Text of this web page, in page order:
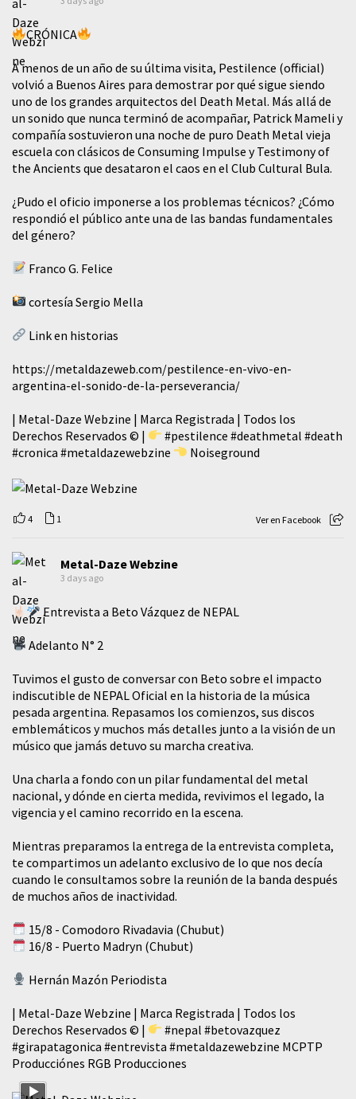
CRÓNICA
A menos de un año de su última visita, Pestilence (official)
volvió a Buenos Aires para demostrar por qué sigue siendo
uno de los grandes arquitectos del Death Metal. Más allá de
un sonido que nunca terminó de acompañar, Patrick Mameli y
compañía sostuvieron una noche de puro Death Metal vieja
escuela con clásicos de Consuming Impulse y Testimony of
the Ancients que desataron el caos en el Club Cultural Bula.
¿Pudo el oficio imponerse a los problemas técnicos? ¿Cómo
respondió el público ante una de las bandas fundamentales
del género?
Franco G. Felice
cortesía Sergio Mella
Link en historias
https://metaldazeweb.com/pestilence-en-vivo-en-
argentina-el-sonido-de-la-perseverancia/
| Metal-Daze Webzine | Marca Registrada | Todos los
Derechos Reservados © |
#pestilence #deathmetal #death
#cronica #metaldazewebzine Noiseground
4 1 Ver en Facebook
Metal-Daze Webzine
3 days ago
Entrevista a Beto Vázquez de NEPAL
Adelanto N° 2
Tuvimos el gusto de conversar con Beto sobre el impacto
indiscutible de NEPAL Oficial en la historia de la música
pesada argentina. Repasamos los comienzos, sus discos
emblemáticos y muchos más detalles junto a la visión de un
músico que jamás detuvo su marcha creativa.
​Una charla a fondo con un pilar fundamental del metal
nacional, y dónde en cierta medida, revivimos el legado, la
vigencia y el camino recorrido en la escena.
Mientras preparamos la entrega de la entrevista completa,
te compartimos un adelanto exclusivo de lo que nos decía
cuando le consultamos sobre la reunión de la banda después
de muchos años de inactividad.
15/8 - Comodoro Rivadavia (Chubut)
16/8 - Puerto Madryn (Chubut)
Hernán Mazón Periodista
| Metal-Daze Webzine | Marca Registrada | Todos los
Derechos Reservados © |
#nepal #betovazquez
#girapatagonica #entrevista #metaldazewebzine MCPTP
Producciónes RGB Producciones